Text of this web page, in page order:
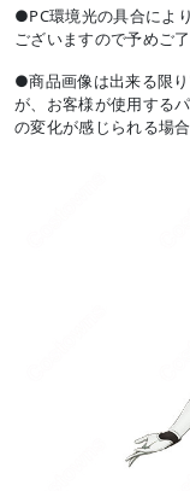
●PC環境光の具合によ
ございますので予めご
●商品画像は出来る限
が、お客様が使用する
の変化が感じられる場合